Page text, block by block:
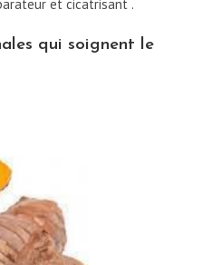
et cicatrisant .
qui soignent le